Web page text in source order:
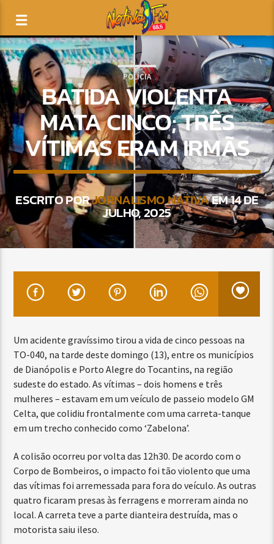
POLÍCIA
BATIDA VIOLENTA
MATA CINCO; TRÊS
VÍTIMAS ERAM IRMÃS
ESCRITO PORJORNALISMO NATIVAEM 14 DE
JULHO, 2025
Um acidente gravíssimo tirou a vida de cinco pessoas na
TO-040, na tarde deste domingo (13), entre os municípios
de Dianópolis e Porto Alegre do Tocantins, na região
sudeste do estado. As vítimas – dois homens e três
mulheres – estavam em um veículo de passeio modelo GM
Celta, que colidiu frontalmente com uma carreta-tanque
em um trecho conhecido como ‘Zabelona’.
A colisão ocorreu por volta das 12h30. De acordo com o
Corpo de Bombeiros, o impacto foi tão violento que uma
das vítimas foi arremessada para fora do veículo. As outras
quatro ficaram presas às ferragens e morreram ainda no
local. A carreta teve a parte dianteira destruída, mas o
motorista saiu ileso.